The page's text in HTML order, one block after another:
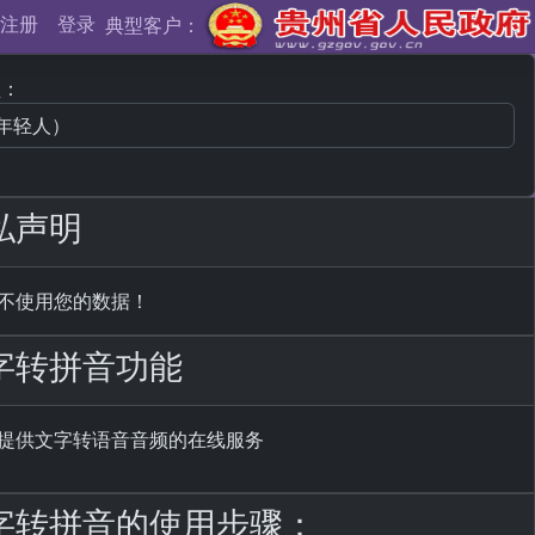
注册 登录 典型客户：
声明
使用您的数据！
转拼音功能
提供文字转语音音频的在线服务
转拼音的使用步骤：